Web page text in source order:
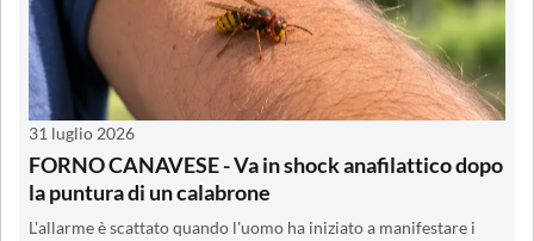
31 luglio 2026
FORNO CANAVESE - Va in shock anafilattico dopo
la puntura di un calabrone
L'allarme è scattato quando l'uomo ha iniziato a manifestare i